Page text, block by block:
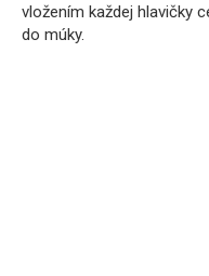
vložením každej hlavičky
do múky.